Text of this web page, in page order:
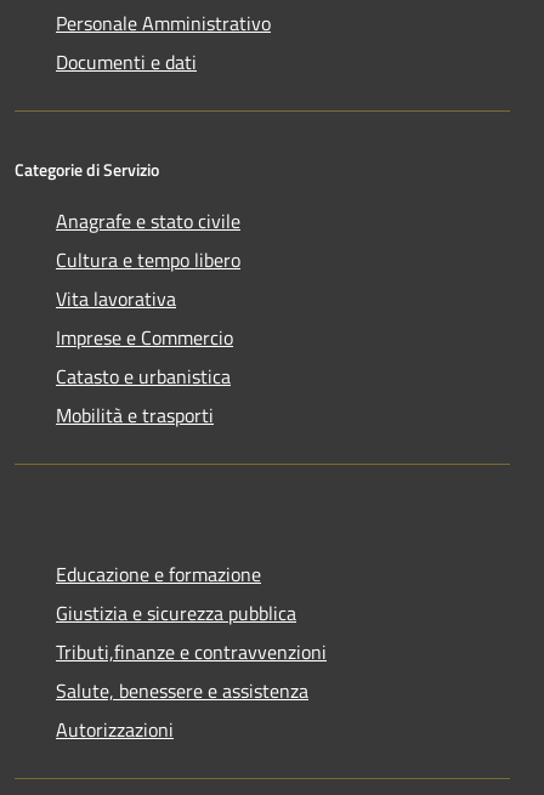
Personale Amministrativo
Documenti e dati
Categorie di Servizio
Anagrafe e stato civile
Cultura e tempo libero
Vita lavorativa
Imprese e Commercio
Catasto e urbanistica
Mobilità e trasporti
Educazione e formazione
Giustizia e sicurezza pubblica
Tributi,finanze e contravvenzioni
Salute, benessere e assistenza
Autorizzazioni